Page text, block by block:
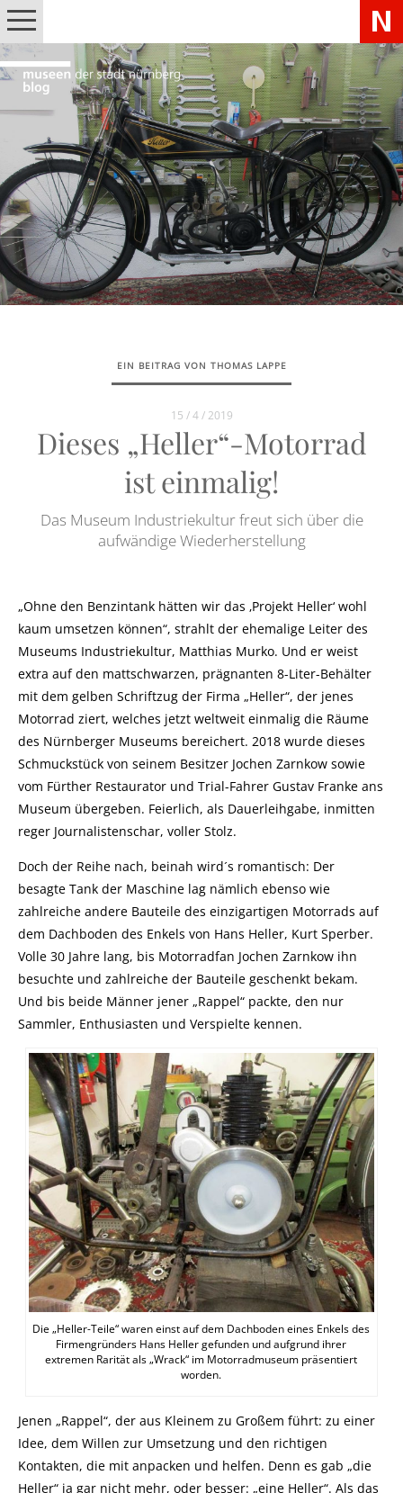
EIN BEITRAG VON THOMAS LAPPE
15 / 4 / 2019
Dieses „Heller“-Motorrad
ist einmalig!
Das Museum Industriekultur freut sich über die
aufwändige Wiederherstellung
„Ohne den Benzintank hätten wir das ‚Projekt Heller‘ wohl
kaum umsetzen können“, strahlt der ehemalige Leiter des
Museums Industriekultur, Matthias Murko. Und er weist
extra auf den mattschwarzen, prägnanten 8-Liter-Behälter
mit dem gelben Schriftzug der Firma „Heller“, der jenes
Motorrad ziert, welches jetzt weltweit einmalig die Räume
des Nürnberger Museums bereichert. 2018 wurde dieses
Schmuckstück von seinem Besitzer Jochen Zarnkow sowie
vom Fürther Restaurator und Trial-Fahrer Gustav Franke ans
Museum übergeben. Feierlich, als Dauerleihgabe, inmitten
reger Journalistenschar, voller Stolz.
Doch der Reihe nach, beinah wird´s romantisch: Der
besagte Tank der Maschine lag nämlich ebenso wie
zahlreiche andere Bauteile des einzigartigen Motorrads auf
dem Dachboden des Enkels von Hans Heller, Kurt Sperber.
Volle 30 Jahre lang, bis Motorradfan Jochen Zarnkow ihn
besuchte und zahlreiche der Bauteile geschenkt bekam.
Und bis beide Männer jener „Rappel“ packte, den nur
Sammler, Enthusiasten und Verspielte kennen.
Die „Heller-Teile“ waren einst auf dem Dachboden eines Enkels des
Firmengründers Hans Heller gefunden und aufgrund ihrer
extremen Rarität als „Wrack“ im Motorradmuseum präsentiert
worden.
Jenen „Rappel“, der aus Kleinem zu Großem führt: zu einer
Idee, dem Willen zur Umsetzung und den richtigen
Kontakten, die mit anpacken und helfen. Denn es gab „die
Heller“ ja gar nicht mehr, oder besser: „eine Heller“. Als das